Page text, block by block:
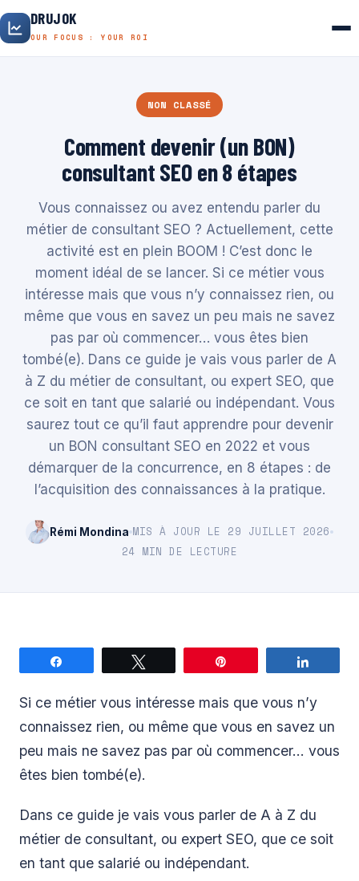
DRUJOK
OUR FOCUS : YOUR ROI
NON CLASSÉ
Comment devenir (un BON)
consultant SEO en 8 étapes
Vous connaissez ou avez entendu parler du
métier de consultant SEO ? Actuellement, cette
activité est en plein BOOM ! C’est donc le
moment idéal de se lancer. Si ce métier vous
intéresse mais que vous n’y connaissez rien, ou
même que vous en savez un peu mais ne savez
pas par où commencer… vous êtes bien
tombé(e). Dans ce guide je vais vous parler de A
à Z du métier de consultant, ou expert SEO, que
ce soit en tant que salarié ou indépendant. Vous
saurez tout ce qu’il faut apprendre pour devenir
un BON consultant SEO en 2022 et vous
démarquer de la concurrence, en 8 étapes : de
l’acquisition des connaissances à la pratique.
Rémi Mondina MIS À JOUR LE 29 JUILLET 2026
24 MIN DE LECTURE
Si ce métier vous intéresse mais que vous n’y
connaissez rien, ou même que vous en savez un
peu mais ne savez pas par où commencer… vous
êtes bien tombé(e).
Dans ce guide je vais vous parler de A à Z du
métier de consultant, ou expert SEO, que ce soit
en tant que salarié ou indépendant.